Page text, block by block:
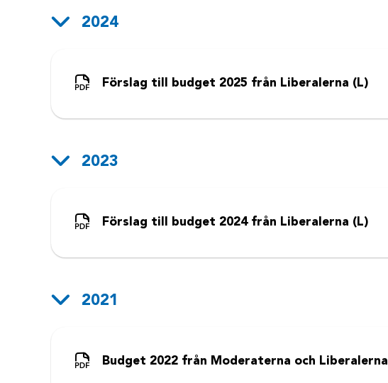
2024
Förslag till budget 2025 från Liberalerna (L)
2023
Förslag till budget 2024 från Liberalerna (L)
2021
Budget 2022 från Moderaterna och Liberalerna